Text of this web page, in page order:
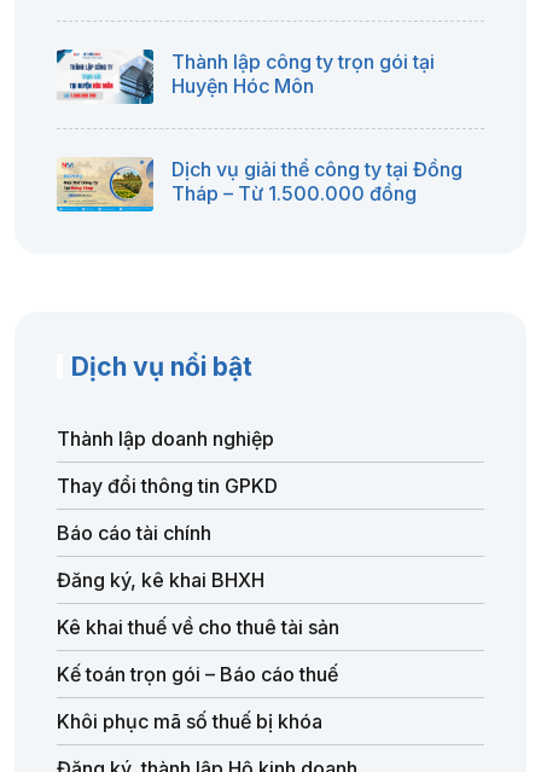
Thành lập công ty trọn gói tại
Huyện Hóc Môn
Dịch vụ giải thể công ty tại Đồng
Tháp – Từ 1.500.000 đồng
Dịch vụ nổi bật
Thành lập doanh nghiệp
Thay đổi thông tin GPKD
Báo cáo tài chính
Đăng ký, kê khai BHXH
Kê khai thuế về cho thuê tài sản
Kế toán trọn gói – Báo cáo thuế
Khôi phục mã số thuế bị khóa